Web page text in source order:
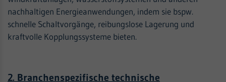
nachhaltigen Energieanwendungen, indem sie bspw.
schnelle Schaltvorgänge, reibungslose Lagerung und
kraftvolle Kopplungssysteme bieten.
2. Branchenspezifische technische